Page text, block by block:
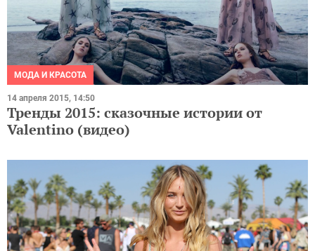
МОДА И КРАСОТА
14 апреля 2015, 14:50
Тренды 2015: сказочные истории от
Valentino (видео)